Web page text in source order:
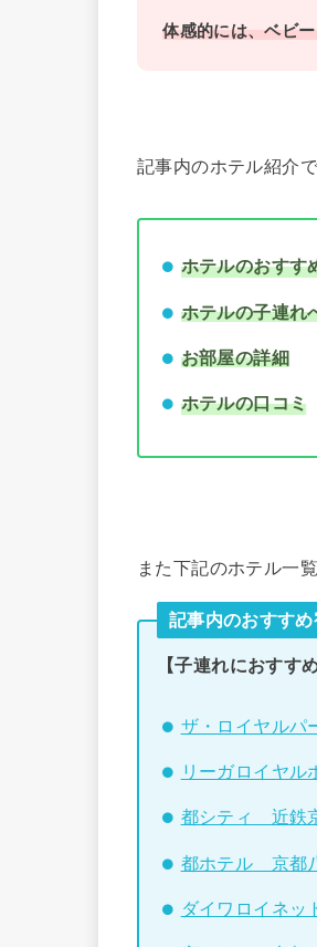
体感的には、ベビ
記事内のホテル紹介で
ホテルのおすす
ホテルの子連れ
お部屋の詳細
ホテルの口コミ
また下記のホテル一
記事内のおすす
【子連れにおすす
ザ・ロイヤルパ
リーガロイヤル
都シティ 近鉄
都ホテル 京都
ダイワロイネ